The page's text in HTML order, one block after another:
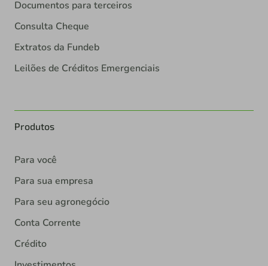
Documentos para terceiros
Consulta Cheque
Extratos da Fundeb
Leilões de Créditos Emergenciais
Produtos
Para você
Para sua empresa
Para seu agronegócio
Conta Corrente
Crédito